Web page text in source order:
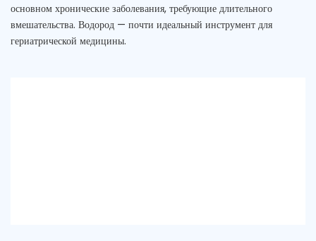
основном хронические заболевания, требующие длительного
вмешательства. Водород — почти идеальный инструмент для
гериатрической медицины.